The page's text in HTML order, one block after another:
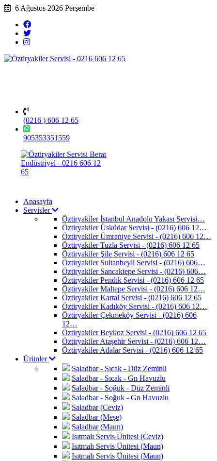
6 Ağustos 2026 Perşembe
(0216 ) 606 12 65
905353351559
Anasayfa
Servisler
Öztiryakiler İstanbul Anadolu Yakası Servisi…
Öztiryakiler Üsküdar Servisi - (0216) 606 12…
Öztiryakiler Ümraniye Servisi - (0216) 606 12…
Öztiryakiler Tuzla Servisi - (0216) 606 12 65
Öztiryakiler Şile Servisi - (0216) 606 12 65
Öztiryakiler Sultanbeyli Servisi - (0216) 606…
Öztiryakiler Sancaktepe Servisi - (0216) 606…
Öztiryakiler Pendik Servisi - (0216) 606 12 65
Öztiryakiler Maltepe Servisi - (0216) 606 12…
Öztiryakiler Kartal Servisi - (0216) 606 12 65
Öztiryakiler Kadıköy Servisi - (0216) 606 12…
Öztiryakiler Çekmeköy Servisi - (0216) 606
12…
Öztiryakiler Beykoz Servisi - (0216) 606 12 65
Öztiryakiler Ataşehir Servisi - (0216) 606 12…
Öztiryakiler Adalar Servisi - (0216) 606 12 65
Ürünler
Saladbar - Sıcak - Düz Zeminli
Saladbar - Sıcak - Gn Havuzlu
Saladbar - Soğuk - Düz Zeminli
Saladbar - Soğuk - Gn Havuzlu
Saladbar (Ceviz)
Saladbar (Meşe)
Saladbar (Maun)
Isıtmalı Servis Ünitesi (Ceviz)
Isıtmalı Servis Ünitesi (Maun)
Isıtmalı Servis Ünitesi (Maun)